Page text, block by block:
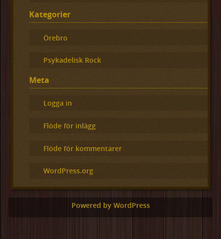
Kategorier
Örebro
Psykadelisk Rock
Meta
Logga in
Flöde för inlägg
Flöde för kommentarer
WordPress.org
Powered by WordPress